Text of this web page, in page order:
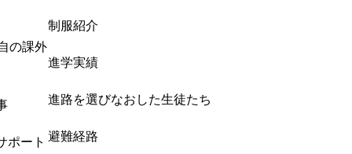
の課外
ポート
制服紹介
進学実績
進路を選びなおした生徒たち
避難経路